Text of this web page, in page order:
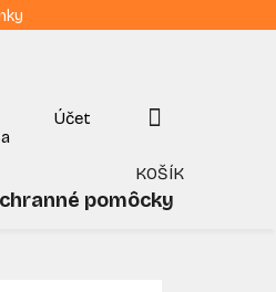
NÁKUPNÝ
KOŠÍK
pomôcky